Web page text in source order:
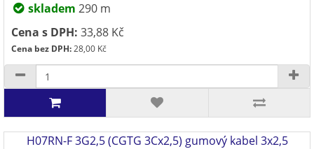
skladem 290 m
Cena s DPH: 33,88 Kč
Cena bez DPH:28,00 Kč
H07RN-F 3G2,5 (CGTG 3Cx2,5) gumový kabel 3x2,5